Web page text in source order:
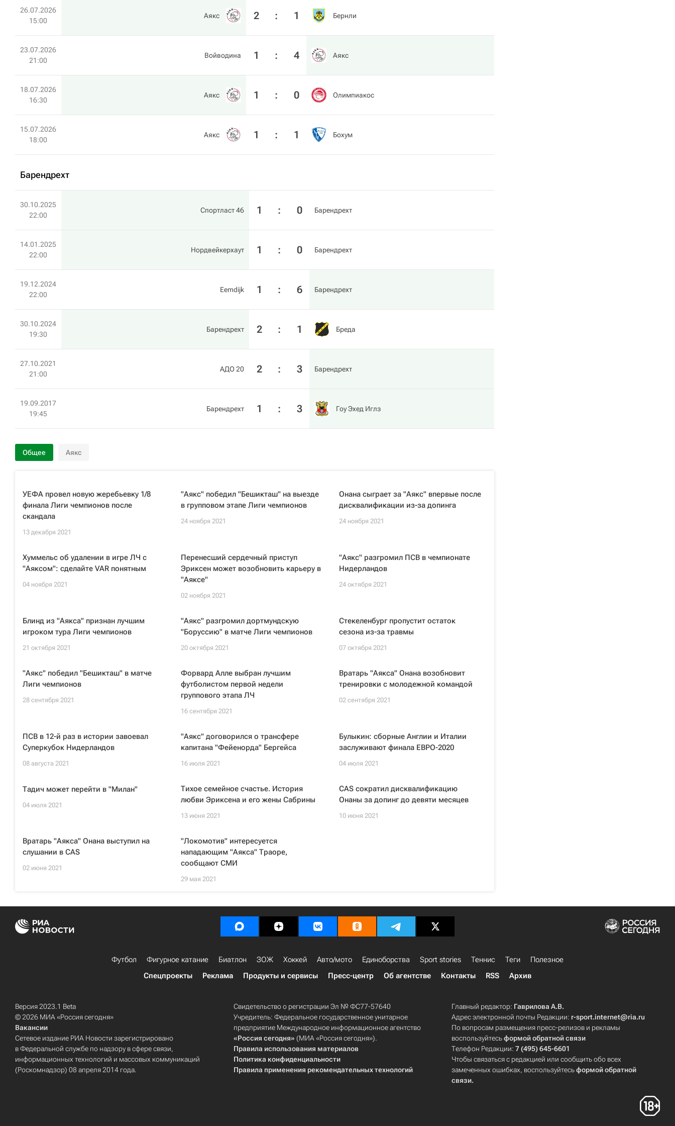
26.07.2026
15:00
Аякс 2 : 1 Бернли
23.07.2026
21:00
Войводина 1 : 4 Аякс
18.07.2026
16:30
Аякс 1 : 0 Олимпиакос
15.07.2026
18:00
Аякс 1 : 1 Бохум
Барендрехт
30.10.2025
22:00
Спортласт 46 1 : 0 Барендрехт
14.01.2025
22:00
Нордвейкерхаут 1 : 0 Барендрехт
19.12.2024
22:00
Eemdijk 1 : 6 Барендрехт
30.10.2024
19:30
Барендрехт 2 : 1 Бреда
27.10.2021
21:00
АДО 20 2 : 3 Барендрехт
19.09.2017
19:45
Барендрехт 1 : 3 Гоу Эхед Иглз
Общее Аякс
УЕФА провел новую жеребьевку 1/8
финала Лиги чемпионов после
скандала
13 декабря 2021
"Аякс" победил "Бешикташ" на выезде
в групповом этапе Лиги чемпионов
24 ноября 2021
Онана сыграет за "Аякс" впервые после
дисквалификации из-за допинга
24 ноября 2021
Хуммельс об удалении в игре ЛЧ с
"Аяксом": сделайте VAR понятным
04 ноября 2021
Перенесший сердечный приступ
Эриксен может возобновить карьеру в
"Аяксе"
02 ноября 2021
"Аякс" разгромил ПСВ в чемпионате
Нидерландов
24 октября 2021
Блинд из "Аякса" признан лучшим
игроком тура Лиги чемпионов
21 октября 2021
"Аякс" разгромил дортмундскую
"Боруссию" в матче Лиги чемпионов
20 октября 2021
Стекеленбург пропустит остаток
сезона из-за травмы
07 октября 2021
"Аякс" победил "Бешикташ" в матче
Лиги чемпионов
28 сентября 2021
Форвард Алле выбран лучшим
футболистом первой недели
группового этапа ЛЧ
16 сентября 2021
Вратарь "Аякса" Онана возобновит
тренировки с молодежной командой
02 сентября 2021
ПСВ в 12-й раз в истории завоевал
Суперкубок Нидерландов
08 августа 2021
"Аякс" договорился о трансфере
капитана "Фейенорда" Бергейса
16 июля 2021
Булыкин: сборные Англии и Италии
заслуживают финала ЕВРО-2020
04 июля 2021
Тадич может перейти в "Милан"
04 июля 2021
Тихое семейное счастье. История
любви Эриксена и его жены Сабрины
13 июня 2021
CAS сократил дисквалификацию
Онаны за допинг до девяти месяцев
10 июня 2021
Вратарь "Аякса" Онана выступил на
слушании в CAS
02 июня 2021
"Локомотив" интересуется
нападающим "Аякса" Траоре,
сообщают СМИ
29 мая 2021
Футбол Фигурное катание Биатлон ЗОЖ Хоккей Авто/мото Единоборства Sport stories Теннис Теги
Полезное
Спецпроекты
Реклама Продукты и сервисы Пресс-центр Об агентстве Контакты RSS Архив
Версия 2023.1 Beta
© 2026 МИА «Россия сегодня»
Вакансии
Сетевое издание РИА Новости зарегистрировано
в Федеральной службе по надзору в сфере связи,
информационных технологий и массовых коммуникаций
(Роскомнадзор) 08 апреля 2014 года.
Свидетельство о регистрации Эл № ФС77-57640
Учредитель: Федеральное государственное унитарное
предприятие Международное информационное агентство
«Россия сегодня» (МИА «Россия сегодня»).
Правила использования материалов
Политика конфиденциальности
Правила применения рекомендательных технологий
Главный редактор: Гаврилова А.В.
Адрес электронной почты Редакции: r-sport.internet@ria.ru
По вопросам размещения пресс-релизов и рекламы
воспользуйтесьформой обратной связи
Телефон Редакции:7 (495) 645-6601
Чтобы связаться с редакцией или сообщить обо всех
замеченных ошибках, воспользуйтесьформой обратной
связи.